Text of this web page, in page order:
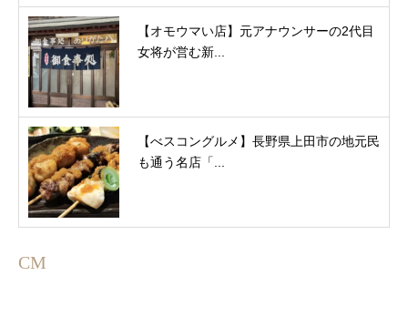
【オモウマい店】元アナウンサーの2代目
女将が営む新...
【べスコングルメ】長野県上田市の地元民
も通う名店「...
CM